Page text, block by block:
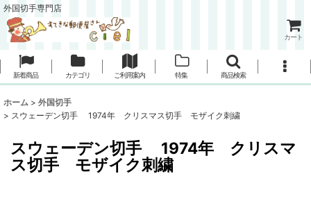
外国切手専門店
カート
新着商品 カテゴリ ご利用案内 特集 商品検索
ホーム > 外国切手
> スウェーデン切手 1974年 クリスマス切手 モザイク刺繍
スウェーデン切手 1974年 クリスマ
ス切手 モザイク刺繍